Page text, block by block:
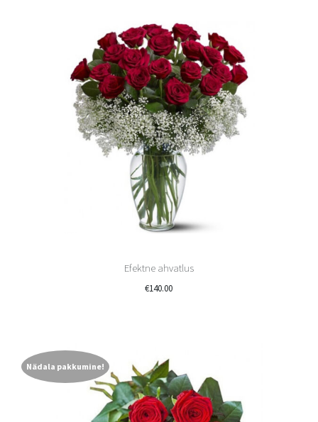
Efektne ahvatlus
€140.00
Nädala pakkumine!